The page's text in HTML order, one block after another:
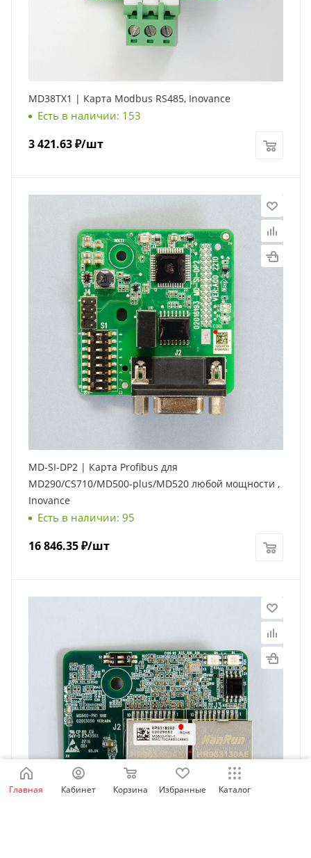
MD38TX1 | Карта Modbus RS485, Inovance
Есть в наличии: 153
3 421.63₽/шт
MD-SI-DP2 | Карта Profibus для
MD290/CS710/MD500-plus/MD520 любой мощности ,
Inovance
Есть в наличии: 95
16 846.35₽/шт
Главная Кабинет Корзина Избранные Каталог